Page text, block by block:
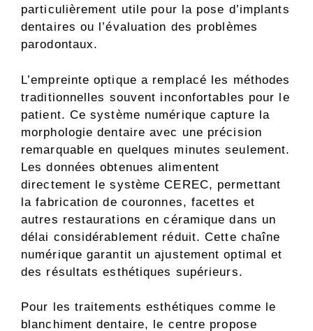
particulièrement utile pour la pose d’implants
dentaires ou l’évaluation des problèmes
parodontaux.
L’empreinte optique a remplacé les méthodes
traditionnelles souvent inconfortables pour le
patient. Ce système numérique capture la
morphologie dentaire avec une précision
remarquable en quelques minutes seulement.
Les données obtenues alimentent
directement le système CEREC, permettant
la fabrication de couronnes, facettes et
autres restaurations en céramique dans un
délai considérablement réduit. Cette chaîne
numérique garantit un ajustement optimal et
des résultats esthétiques supérieurs.
Pour les traitements esthétiques comme le
blanchiment dentaire, le centre propose